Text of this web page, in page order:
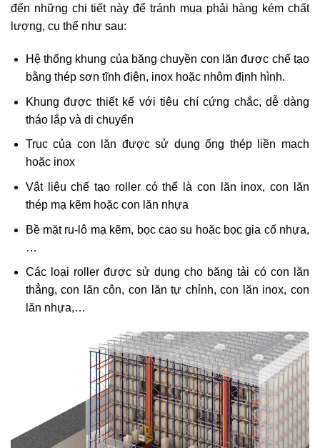
đến những chi tiết này để tránh mua phải hàng kém chất
lượng, cụ thể như sau:
Hệ thống khung của băng chuyền con lăn được chế tạo
bằng thép sơn tĩnh điện, inox hoặc nhôm định hình.
Khung được thiết kế với tiêu chí cứng chắc, dễ dàng
tháo lắp và di chuyển
Trục của con lăn được sử dụng ống thép liền mạch
hoặc inox
Vật liệu chế tạo roller có thể là con lăn inox, con lăn
thép mạ kẽm hoặc con lăn nhựa
Bề mặt ru-lô mạ kẽm, bọc cao su hoặc bọc gia cố nhựa,
…
Các loại roller được sử dụng cho băng tải có con lăn
thẳng, con lăn côn, con lăn tự chỉnh, con lăn inox, con
lăn nhựa,…